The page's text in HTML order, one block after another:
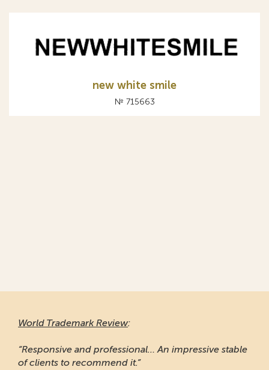
new white smile
№ 715663
World Trademark Review:
“Responsive and professional… An impressive stable
of clients to recommend it.”